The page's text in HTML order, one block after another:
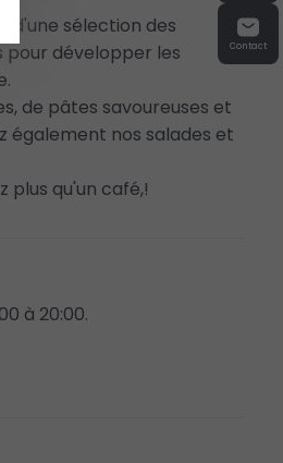
Contact
d'une sélection des
pour développer les
de pâtes savoureuses et
également nos salades et
plus qu'un café,!
à 20:00.